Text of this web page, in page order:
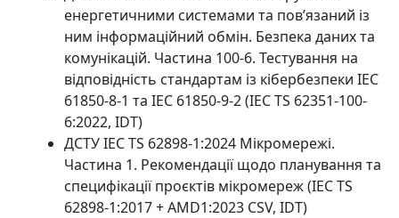
енергетичними системами та пов’язаний із
ним інформаційний обмін. Безпека даних та
комунікацій. Частина 100-6. Тестування на
відповідність стандартам із кібербезпеки IEC
61850-8-1 та IEC 61850-9-2 (IEC TS 62351-100-
6:2022, IDT)
ДСТУ IEC TS 62898-1:2024 Мікромережі.
Частина 1. Рекомендації щодо планування та
специфікації проєктів мікромереж (IEC TS
62898-1:2017 + AMD1:2023 CSV, IDT)